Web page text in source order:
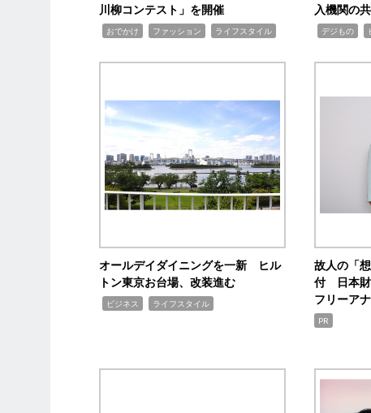
川柳コンテスト」を開催
おでかけ ファッション ライフスタイル
入機関の
デジもの
オールデイダイニングを一新 ヒル
トン東京お台場、改装進む
ビジネス ライフスタイル
故人の「
付 日本財
フリーア
PR